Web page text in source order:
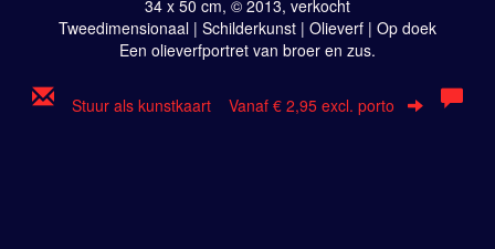
34 x 50 cm, © 2013, verkocht
Tweedimensionaal | Schilderkunst | Olieverf | Op doek
Een olieverfportret van broer en zus.
Stuur als kunstkaart Vanaf € 2,95 excl. porto